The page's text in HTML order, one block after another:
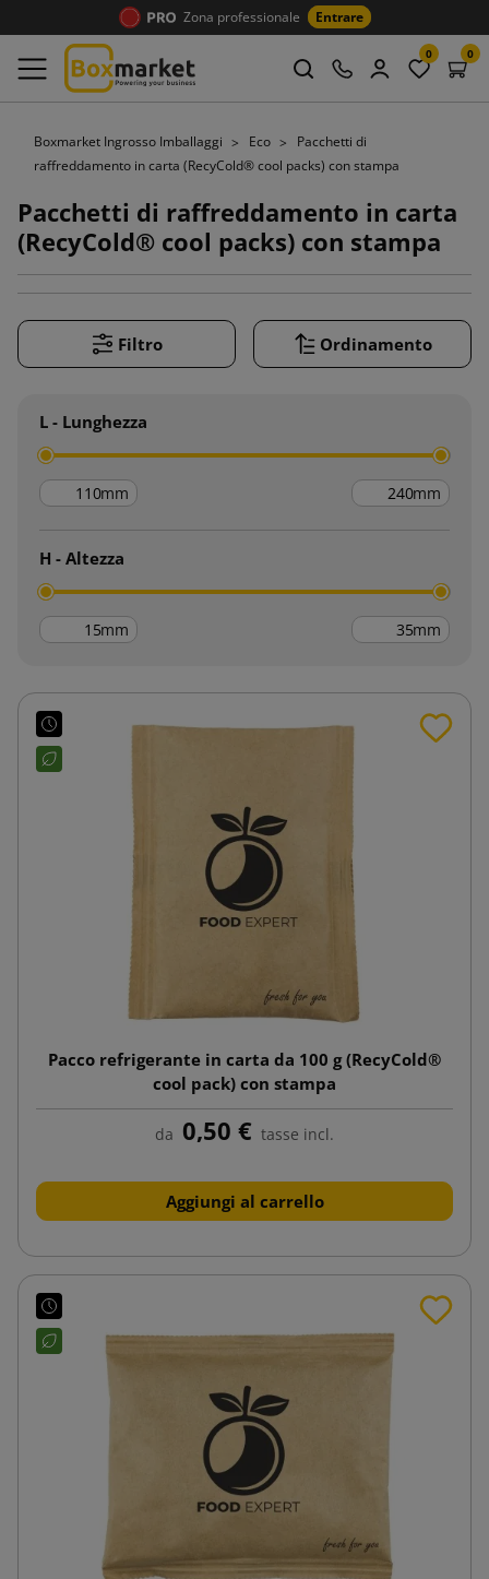
Zona professionale Entrare
0 0
Boxmarket Ingrosso Imballaggi Eco
Pacchetti di
raffreddamento in carta (RecyCold® cool packs) con stampa
Pacchetti di raffreddamento in carta
(RecyCold® cool packs) con stampa
Filtro Ordinamento
L - Lunghezza
mm mm
H - Altezza
mm mm
Pacco refrigerante in carta da 100 g (RecyCold®
cool pack) con stampa
da 0,50 € tasse incl.
Aggiungi al carrello